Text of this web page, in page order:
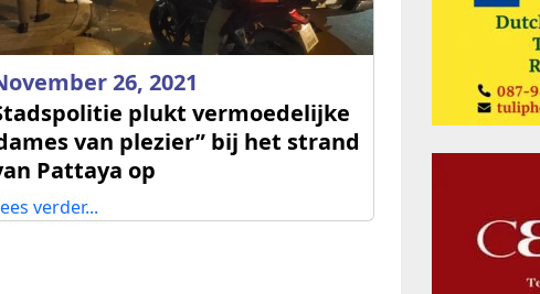
26, 2021
plukt vermoedelijke
van plezier” bij het strand
Pattaya op
verder...